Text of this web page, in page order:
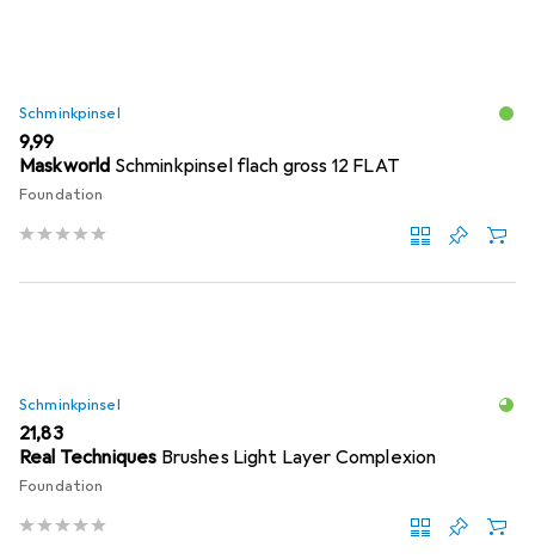
Schminkpinsel
EUR
9,99
Maskworld Schminkpinsel flach gross 12 FLAT
Foundation
Schminkpinsel
EUR
21,83
Real Techniques Brushes Light Layer Complexion
Foundation